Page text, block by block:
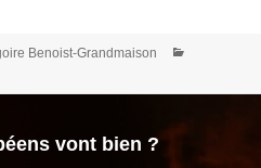
Benoist-Grandmaison
vont bien ?